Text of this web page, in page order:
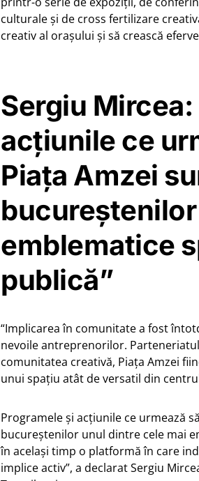
culturale și de cross fertilizare
creativ al orașului și să crească
Sergiu
acțiunile ce
Piața Amzei
emblematice
publică”
“Implicarea în comunitate a fost
nevoile antreprenorilor.
comunitatea creativă, Piața Amzei
unui spațiu atât de versatil din
Programele și acțiunile ce urmează
bucureștenilor unul dintre cele mai
în același timp o platformă în care
implice activ”, a declarat Sergiu